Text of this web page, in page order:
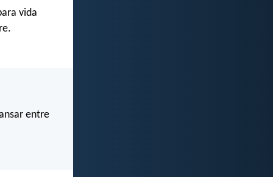
vida
entre